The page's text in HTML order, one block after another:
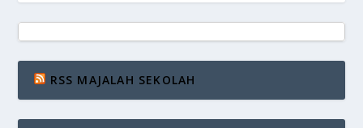
RSS MAJALAH SEKOLAH